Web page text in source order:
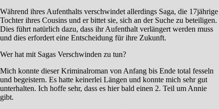
Während ihres Aufenthalts verschwindet allerdings Saga, die 17jährige
Tochter ihres Cousins und er bittet sie, sich an der Suche zu beteiligen.
Dies führt natürlich dazu, dass ihr Aufenthalt verlängert werden muss
und dies erfordert eine Entscheidung für ihre Zukunft.
Wer hat mit Sagas Verschwinden zu tun?
Mich konnte dieser Kriminalroman von Anfang bis Ende total fesseln
und begeistern. Es hatte keinerlei Längen und konnte mich sehr gut
unterhalten. Ich hoffe sehr, dass es hier bald einen 2. Teil um Annie
gibt.